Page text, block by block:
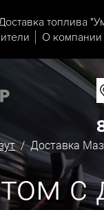
топлива
О компании
/ Доставка
с